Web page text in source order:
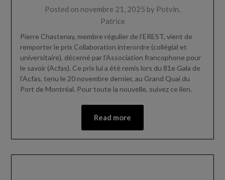
Posted on novembre 21, 2025 by Potvin,
Patrice
Pierre Chastenay, membre régulier de l’EREST, vient de
remporter le prix Collaboration interordre (collégial et
universitaire), décerné par l’Association francophone pour
le savoir (Acfas). Ce prix lui a été remis lors du 81e Gala de
l’Acfas, tenu le 20 novembre dernier, au Grand Quai du
Port de Montréal. Pour toute la nouvelle, suivez ce lien.
Read more